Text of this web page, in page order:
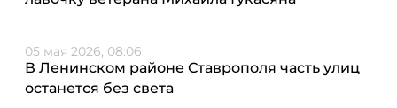
05 мая 2026, 08:06
В Ленинском районе Ставрополя часть улиц
останется без света